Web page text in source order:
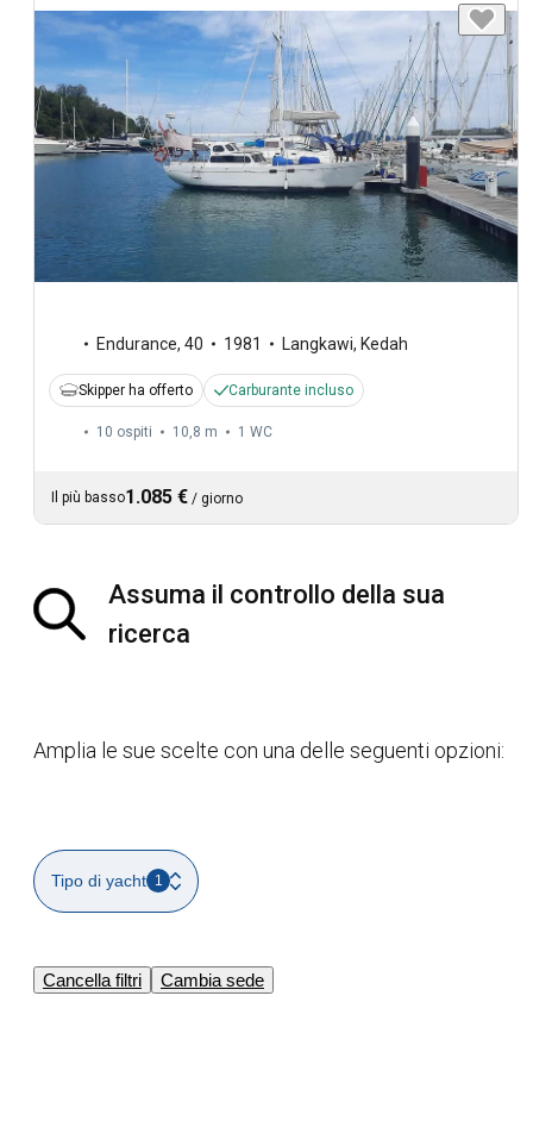
Endurance, 40 1981 Langkawi, Kedah
Skipper ha offerto Carburante incluso
10 ospiti 10,8 m 1 WC
Il più basso1.085 € / giorno
Assuma il controllo della sua
ricerca
Amplia le sue scelte con una delle seguenti opzioni:
Tipo di yacht 1
Cancella filtri Cambia sede